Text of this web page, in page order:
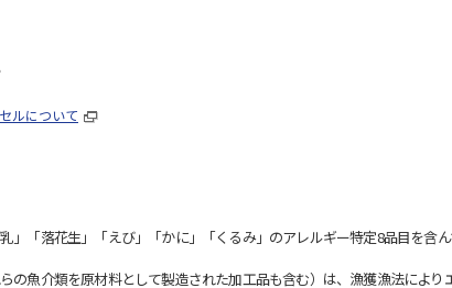
ルについて
」「落花生」「えび」「かに」「くるみ」のアレルギー特定8品目を含ん
魚介類を原材料として製造された加工品も含む）は、漁獲漁法によ